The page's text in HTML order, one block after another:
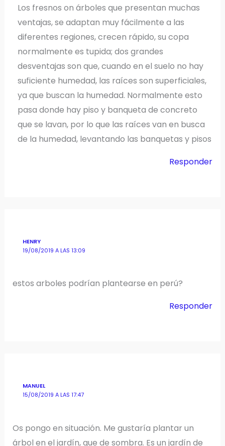
Los fresnos on árboles que presentan muchas
ventajas, se adaptan muy fácilmente a las
diferentes regiones, crecen rápido, su copa
normalmente es tupida; dos grandes
desventajas son que, cuando en el suelo no hay
suficiente humedad, las raíces son superficiales,
ya que buscan la humedad. Normalmente esto
pasa donde hay piso y banqueta de concreto
que se lavan, por lo que las raíces van en busca
de la humedad, levantando las banquetas y pisos
Responder
HENRY
19/08/2019 A LAS 13:09
estos arboles podrían plantearse en perú?
Responder
MANUEL
15/08/2019 A LAS 17:47
Os pongo en situación. Me gustaría plantar un
árbol en el jardín, que de sombra. Es un jardín de